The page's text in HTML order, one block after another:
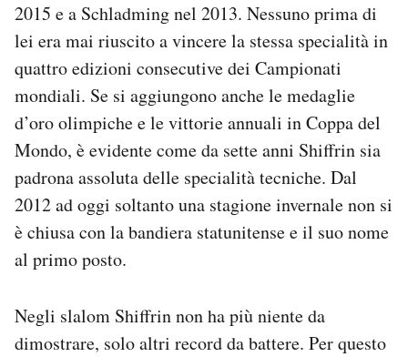
2015 e a Schladming nel 2013. Nessuno prima di
lei era mai riuscito a vincere la stessa specialità in
quattro edizioni consecutive dei Campionati
mondiali. Se si aggiungono anche le medaglie
d’oro olimpiche e le vittorie annuali in Coppa del
Mondo, è evidente come da sette anni Shiffrin sia
padrona assoluta delle specialità tecniche. Dal
2012 ad oggi soltanto una stagione invernale non si
è chiusa con la bandiera statunitense e il suo nome
al primo posto.
Negli slalom Shiffrin non ha più niente da
dimostrare, solo altri record da battere. Per questo